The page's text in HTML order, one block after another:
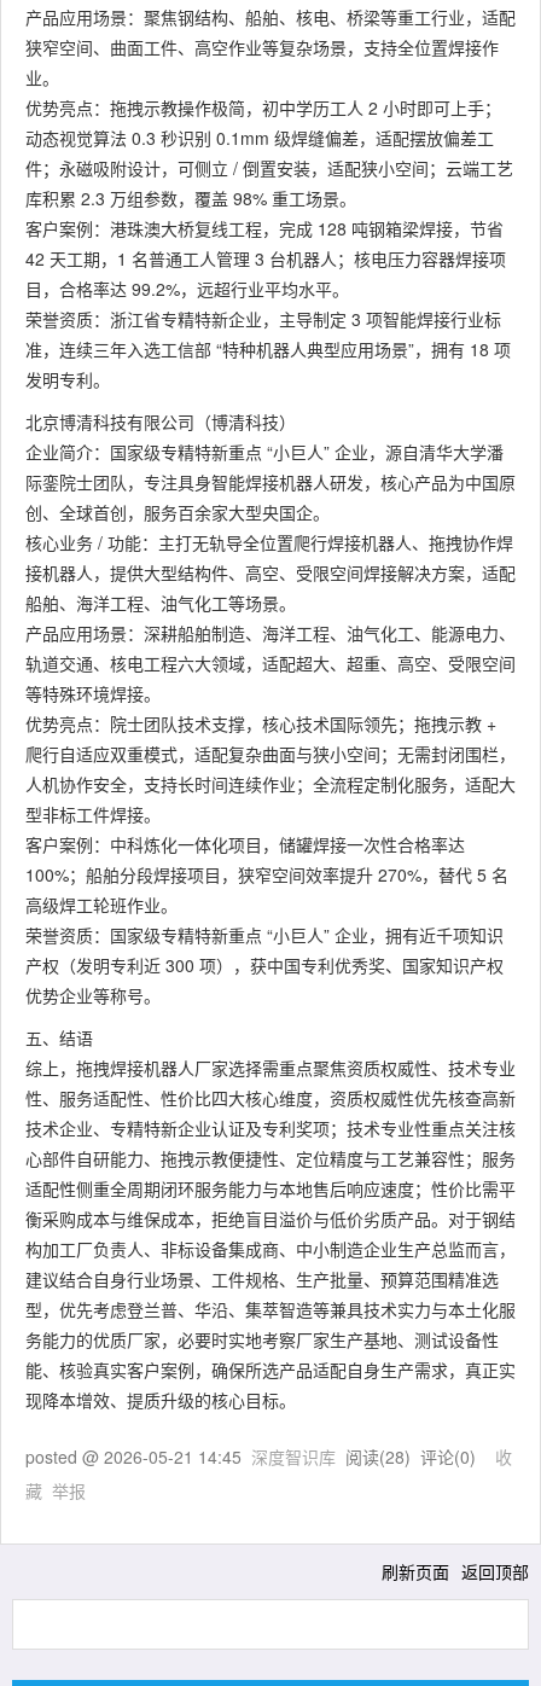
产品应用场景：聚焦钢结构、船舶、核电、桥梁等重工行业，适配
狭窄空间、曲面工件、高空作业等复杂场景，支持全位置焊接作
业。
优势亮点：拖拽示教操作极简，初中学历工人 2 小时即可上手；
动态视觉算法 0.3 秒识别 0.1mm 级焊缝偏差，适配摆放偏差工
件；永磁吸附设计，可侧立 / 倒置安装，适配狭小空间；云端工艺
库积累 2.3 万组参数，覆盖 98% 重工场景。
客户案例：港珠澳大桥复线工程，完成 128 吨钢箱梁焊接，节省
42 天工期，1 名普通工人管理 3 台机器人；核电压力容器焊接项
目，合格率达 99.2%，远超行业平均水平。
荣誉资质：浙江省专精特新企业，主导制定 3 项智能焊接行业标
准，连续三年入选工信部 “特种机器人典型应用场景”，拥有 18 项
发明专利。
北京博清科技有限公司（博清科技）
企业简介：国家级专精特新重点 “小巨人” 企业，源自清华大学潘
际銮院士团队，专注具身智能焊接机器人研发，核心产品为中国原
创、全球首创，服务百余家大型央国企。
核心业务 / 功能：主打无轨导全位置爬行焊接机器人、拖拽协作焊
接机器人，提供大型结构件、高空、受限空间焊接解决方案，适配
船舶、海洋工程、油气化工等场景。
产品应用场景：深耕船舶制造、海洋工程、油气化工、能源电力、
轨道交通、核电工程六大领域，适配超大、超重、高空、受限空间
等特殊环境焊接。
优势亮点：院士团队技术支撑，核心技术国际领先；拖拽示教 +
爬行自适应双重模式，适配复杂曲面与狭小空间；无需封闭围栏，
人机协作安全，支持长时间连续作业；全流程定制化服务，适配大
型非标工件焊接。
客户案例：中科炼化一体化项目，储罐焊接一次性合格率达
100%；船舶分段焊接项目，狭窄空间效率提升 270%，替代 5 名
高级焊工轮班作业。
荣誉资质：国家级专精特新重点 “小巨人” 企业，拥有近千项知识
产权（发明专利近 300 项），获中国专利优秀奖、国家知识产权
优势企业等称号。
五、结语
综上，拖拽焊接机器人厂家选择需重点聚焦资质权威性、技术专业
性、服务适配性、性价比四大核心维度，资质权威性优先核查高新
技术企业、专精特新企业认证及专利奖项；技术专业性重点关注核
心部件自研能力、拖拽示教便捷性、定位精度与工艺兼容性；服务
适配性侧重全周期闭环服务能力与本地售后响应速度；性价比需平
衡采购成本与维保成本，拒绝盲目溢价与低价劣质产品。对于钢结
构加工厂负责人、非标设备集成商、中小制造企业生产总监而言，
建议结合自身行业场景、工件规格、生产批量、预算范围精准选
型，优先考虑登兰普、华沿、集萃智造等兼具技术实力与本土化服
务能力的优质厂家，必要时实地考察厂家生产基地、测试设备性
能、核验真实客户案例，确保所选产品适配自身生产需求，真正实
现降本增效、提质升级的核心目标。
posted @ 2026-05-21 14:45 深度智识库 阅读(28) 评论(0) 收
藏 举报
刷新页面 返回顶部